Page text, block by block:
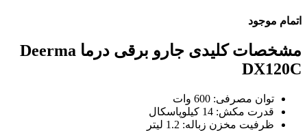
اتمام موجود
مشخصات کلیدی جارو برقی درما Deerma
DX120C
توان مصرفی: 600 وات
قدرت مکش: 14 کیلوپاسکال
ظرفیت مخزن زباله: 1.2 لیتر